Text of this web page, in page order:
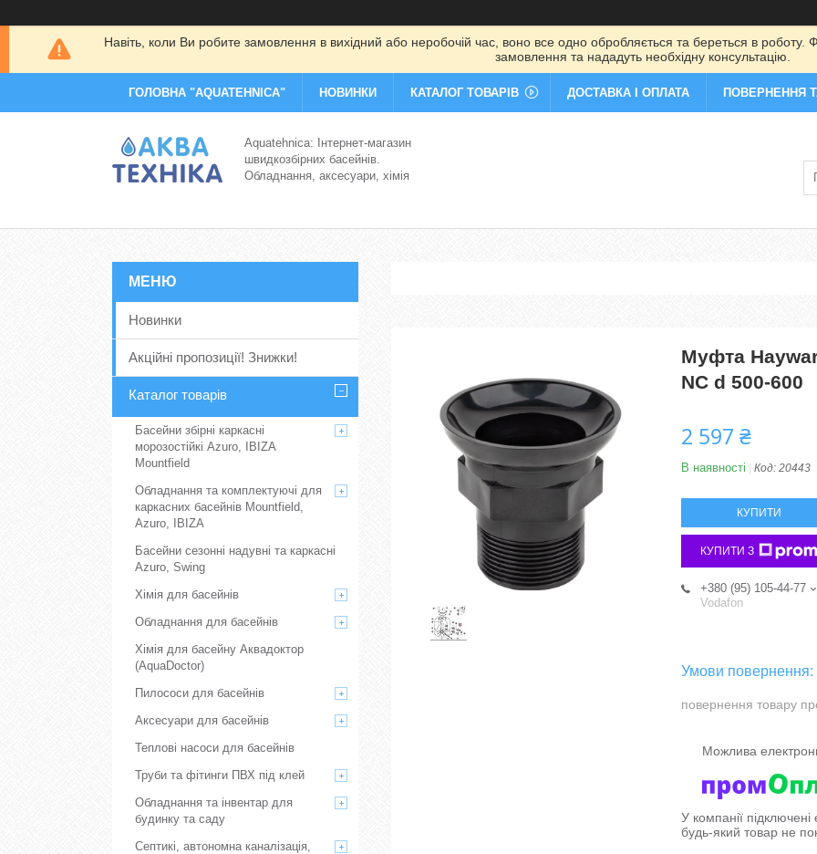
Навіть, коли Ви робите замовлення в вихідний або неробочій час, воно все одно обробляється та береться в роботу.
замовлення та нададуть необхідну консультацію.
ГОЛОВНА "AQUATEHNICA" НОВИНКИ КАТАЛОГ ТОВАРІВ ДОСТАВКА І ОПЛАТА ПОВЕРНЕННЯ
Aquatehnica: Інтернет-магазин
швидкозбірних басейнів.
Обладнання, аксесуари, хімія
Муфта
NC d 500-600
2 597 ₴
В наявності Код: 20443
КУПИТИ
КУПИТИ З
+380 (95) 105-44-77
Vodafon
повернення товару
У компанії
будь-який товар не
Новинки
Акційні пропозиції! Знижки!
Каталог товарів
Басейни збірні каркасні
морозостійкі Azuro, IBIZA
Mountfield
Обладнання та комплектуючі для
каркасних басейнів Mountfield,
Azuro, IBIZA
Басейни сезонні надувні та каркасні
Azuro, Swing
Хімія для басейнів
Обладнання для басейнів
Хімія для басейну Аквадоктор
(AquaDoctor)
Пилососи для басейнів
Аксесуари для басейнів
Теплові насоси для басейнів
Труби та фітинги ПВХ під клей
Обладнання та інвентар для
будинку та саду
Септикі, автономна каналізація,